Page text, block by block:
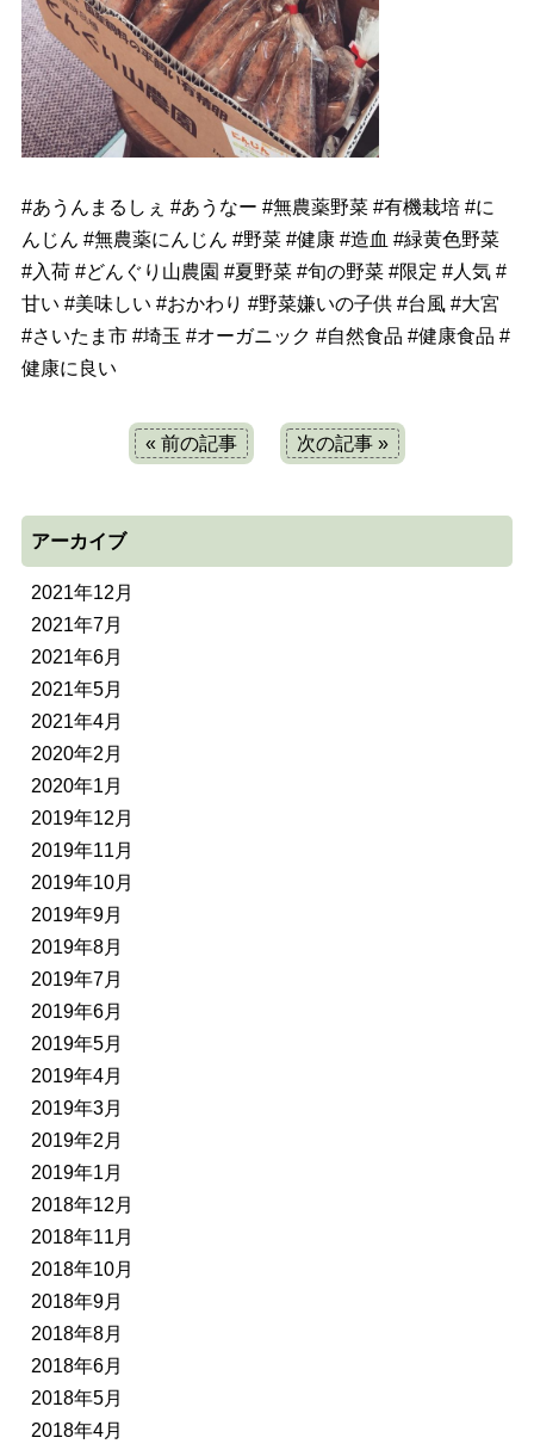
#あうんまるしぇ #あうなー #無農薬野菜 #有機栽培 #に
んじん #無農薬にんじん #野菜 #健康 #造血 #緑黄色野菜
#入荷 #どんぐり山農園 #夏野菜 #旬の野菜 #限定 #人気 #
甘い #美味しい #おかわり #野菜嫌いの子供 #台風 #大宮
#さいたま市 #埼玉 #オーガニック #自然食品 #健康食品 #
健康に良い
« 前の記事 次の記事 »
アーカイブ
2021年12月
2021年7月
2021年6月
2021年5月
2021年4月
2020年2月
2020年1月
2019年12月
2019年11月
2019年10月
2019年9月
2019年8月
2019年7月
2019年6月
2019年5月
2019年4月
2019年3月
2019年2月
2019年1月
2018年12月
2018年11月
2018年10月
2018年9月
2018年8月
2018年6月
2018年5月
2018年4月